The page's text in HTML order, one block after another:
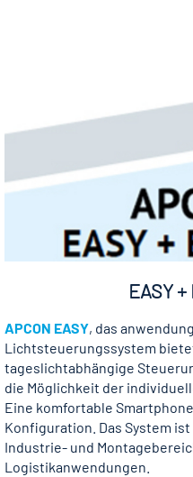
EASY
APCON EASY, das
Lichtsteuerungssystem
tageslichtabhängige
die Möglichkeit der
Eine komfortable
Konfiguration. Das System
Industrie- und
Logistikanwendungen.